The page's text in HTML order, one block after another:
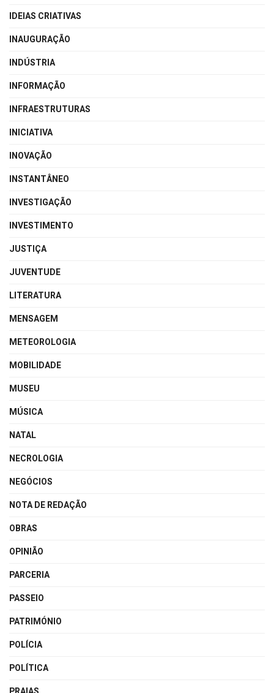
IDEIAS CRIATIVAS
INAUGURAÇÃO
INDÚSTRIA
INFORMAÇÃO
INFRAESTRUTURAS
INICIATIVA
INOVAÇÃO
INSTANTÂNEO
INVESTIGAÇÃO
INVESTIMENTO
JUSTIÇA
JUVENTUDE
LITERATURA
MENSAGEM
METEOROLOGIA
MOBILIDADE
MUSEU
MÚSICA
NATAL
NECROLOGIA
NEGÓCIOS
NOTA DE REDAÇÃO
OBRAS
OPINIÃO
PARCERIA
PASSEIO
PATRIMÓNIO
POLÍCIA
POLÍTICA